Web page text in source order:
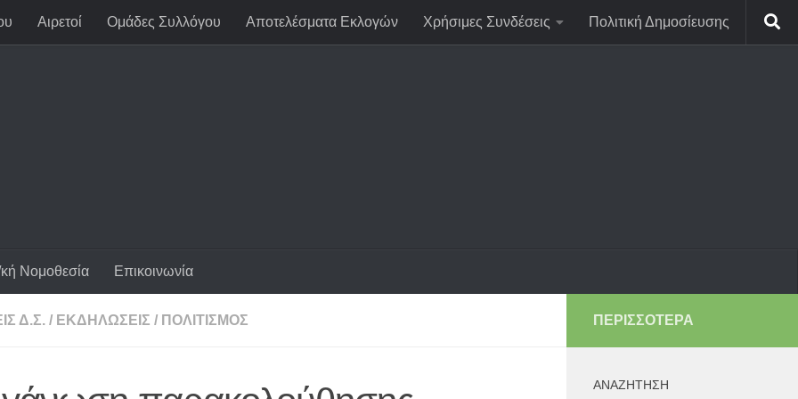
Αιρετοί Ομάδες Συλλόγου Αποτελέσματα Εκλογών Χρήσιμες Συνδέσεις Πολιτική Δημοσίευσης
Νομοθεσία Επικοινωνία
Δ.Σ. / ΕΚΔΗΛΏΣΕΙΣ / ΠΟΛΙΤΙΣΜΌΣ ΠΕΡΙΣΣΌΤΕΡΑ
ΑΝΑΖΉΤΗΣΗ